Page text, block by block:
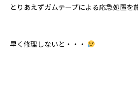
とりあえずガムテープによる応急処置を
早く修理しないと・・・